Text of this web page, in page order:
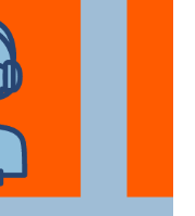
disposición
etapa del
todas sus